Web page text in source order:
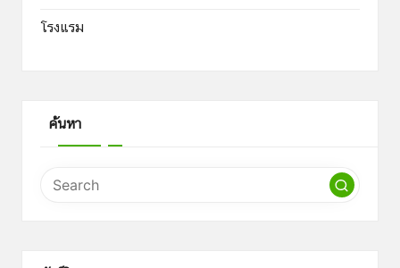
โรงแรม
ค้นหา